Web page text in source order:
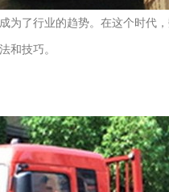
为了行业的趋势。在这个时代
和技巧。